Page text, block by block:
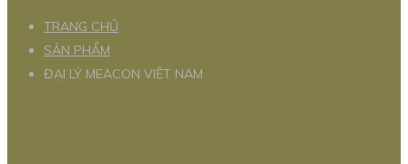
TRANG CHỦ
SẢN PHẨM
ĐẠI LÝ MEACON VIỆT NAM